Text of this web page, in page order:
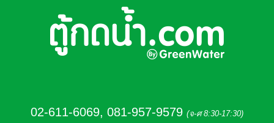
02-611-6069, 081-957-9579 (จ-ศ 8:30-17:30)